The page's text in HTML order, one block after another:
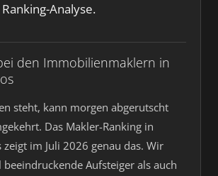
Analyse.
den Immobilienmaklern in
steht, kann morgen abgerutscht
Das Makler-Ranking in
im Juli 2026 genau das. Wir
Aufsteiger als auch